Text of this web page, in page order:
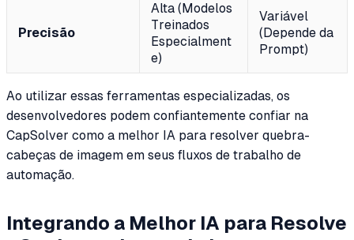
Precisão
Alta (Modelos
Treinados
Especialment
e)
Variável
(Depende da
Prompt)
Ao utilizar essas ferramentas especializadas, os
desenvolvedores podem confiantemente confiar na
CapSolver como a melhor IA para resolver quebra-
cabeças de imagem em seus fluxos de trabalho de
automação.
Integrando a Melhor IA para Resolve